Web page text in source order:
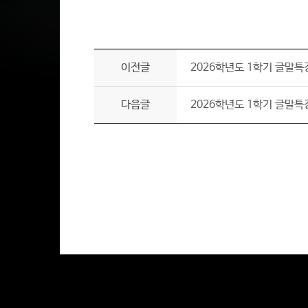
이전글 2026학년도 1학기 글말특
다음글 2026학년도 1학기 글말특